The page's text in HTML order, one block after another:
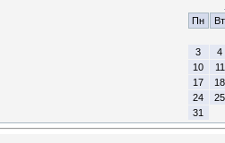
Пн
Вт
3
4
10
11
17
18
24
25
31